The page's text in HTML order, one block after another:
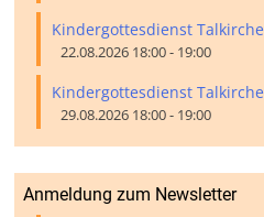
Kindergottesdienst Talkirche
22.08.2026 18:00 - 19:00
Kindergottesdienst Talkirche
29.08.2026 18:00 - 19:00
Anmeldung zum Newsletter